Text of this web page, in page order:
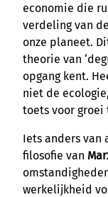
economie die
verdeling van
onze planeet.
theorie van
opgang kent.
niet de
toets voor groei
Iets anders van
filosofie van
werkelijkheid